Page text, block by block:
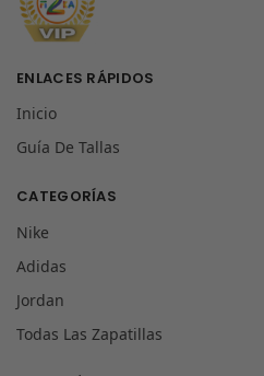
ENLACES RÁPIDOS
Inicio
Guía De Tallas
CATEGORÍAS
Nike
Adidas
Jordan
Todas Las Zapatillas